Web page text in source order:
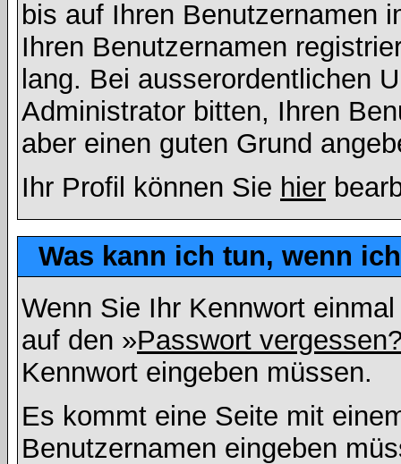
bis auf Ihren Benutzernamen
Ihren Benutzernamen
lang. Bei ausserordentlichen
Administrator bitten, Ihren
aber einen guten Grund
Ihr Profil können Sie hier
Was kann ich tun, wenn
Wenn Sie Ihr Kennwort
auf den »Passwort
Kennwort eingeben müssen.
Es kommt eine Seite mit
Benutzernamen eingeben